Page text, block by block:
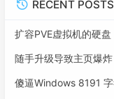
RECENT POSTS
扩容PVE虚拟机的硬盘
随手升级导致主页爆炸